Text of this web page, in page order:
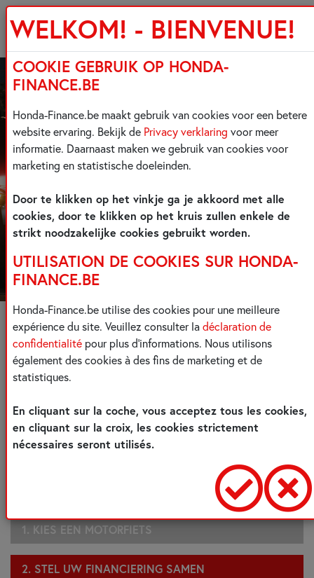
WELKOM! - BIENVENUE!
COOKIE GEBRUIK OP HONDA-
FINANCE.BE
Honda-Finance.be maakt gebruik van cookies voor een betere
website ervaring. Bekijk de Privacy verklaring voor meer
informatie. Daarnaast maken we gebruik van cookies voor
marketing en statistische doeleinden.
Door te klikken op het vinkje ga je akkoord met alle
cookies, door te klikken op het kruis zullen enkele de
strikt noodzakelijke cookies gebruikt worden.
UTILISATION DE COOKIES SUR HONDA-
FINANCE.BE
Honda-Finance.be utilise des cookies pour une meilleure
expérience du site. Veuillez consulter ladéclaration de
confidentialité pour plus d'informations. Nous utilisons
également des cookies à des fins de marketing et de
statistiques.
En cliquant sur la coche, vous acceptez tous les cookies,
en cliquant sur la croix, les cookies strictement
nécessaires seront utilisés.
LET OP, GELD
LENEN KOST OOK
1. KIES EEN MOTORFIETS
2. STEL UW FINANCIERING SAMEN